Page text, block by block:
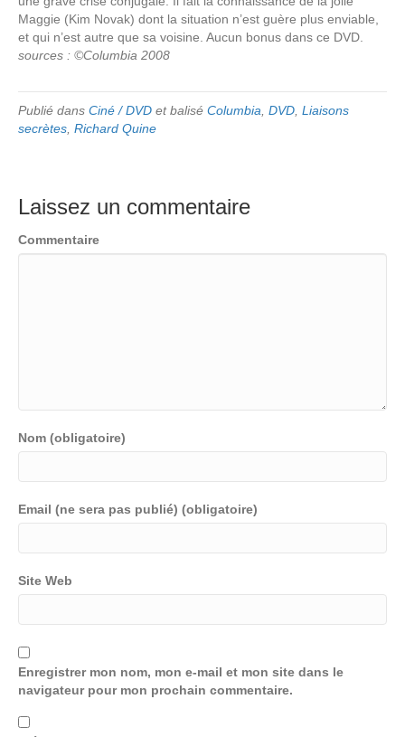
Maggie (Kim Novak) dont la situation n’est guère plus enviable,
et qui n’est autre que sa voisine. Aucun bonus dans ce DVD.
sources : ©Columbia 2008
Publié dans Ciné / DVD et balisé Columbia DVD Liaisons
secrètes Richard Quine
Laissez un commentaire
Commentaire
Nom (obligatoire)
Email (ne sera pas publié) (obligatoire)
Site Web
Enregistrer mon nom, mon e-mail et mon site dans le
navigateur pour mon prochain commentaire.